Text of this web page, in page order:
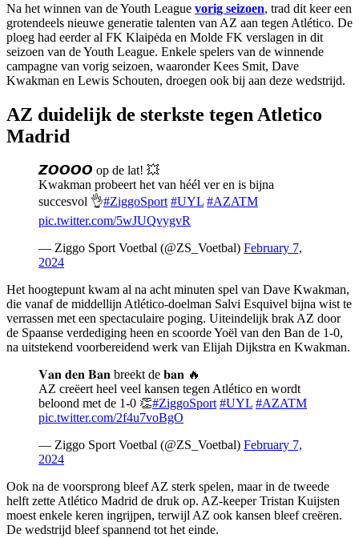
Na het winnen van de Youth League vorig seizoen, trad dit keer een
grotendeels nieuwe generatie talenten van AZ aan tegen Atlético. De
ploeg had eerder al FK Klaipėda en Molde FK verslagen in dit
seizoen van de Youth League. Enkele spelers van de winnende
campagne van vorig seizoen, waaronder Kees Smit, Dave
Kwakman en Lewis Schouten, droegen ook bij aan deze wedstrijd.
AZ duidelijk de sterkste tegen Atletico
Madrid
𝙕𝙊𝙊𝙊𝙊 op de lat! 💥
Kwakman probeert het van héél ver en is bijna
succesvol 👌#ZiggoSport #UYL #AZATM
pic.twitter.com/5wJUQvygvR
— Ziggo Sport Voetbal (@ZS_Voetbal) February 7,
2024
Het hoogtepunt kwam al na acht minuten spel van Dave Kwakman,
die vanaf de middellijn Atlético-doelman Salvi Esquivel bijna wist te
verrassen met een spectaculaire poging. Uiteindelijk brak AZ door
de Spaanse verdediging heen en scoorde Yoël van den Ban de 1-0,
na uitstekend voorbereidend werk van Elijah Dijkstra en Kwakman.
𝐕𝐚𝐧 𝐝𝐞𝐧 𝐁𝐚𝐧 breekt de 𝐛𝐚𝐧 🔥
AZ creëert heel veel kansen tegen Atlético en wordt
beloond met de 1-0 👏#ZiggoSport #UYL #AZATM
pic.twitter.com/2f4u7voBgO
— Ziggo Sport Voetbal (@ZS_Voetbal) February 7,
2024
Ook na de voorsprong bleef AZ sterk spelen, maar in de tweede
helft zette Atlético Madrid de druk op. AZ-keeper Tristan Kuijsten
moest enkele keren ingrijpen, terwijl AZ ook kansen bleef creëren.
De wedstrijd bleef spannend tot het einde.